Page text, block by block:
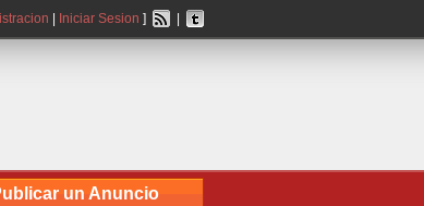
Iniciar Sesion ]
un Anuncio